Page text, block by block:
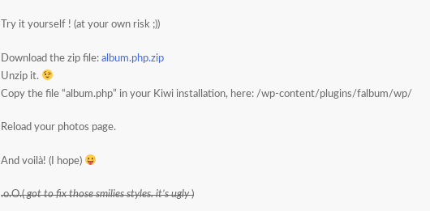
Try it yourself ! (at your own risk ;))
Download the zip file: album.php.zip
Unzip it.
Copy the file “album.php” in your Kiwi installation, here: /wp-content/plugins/falbum/wp/
Reload your photos page.
And voilà! (I hope)
.o.O.(got to fix those smilies styles. it’s ugly)